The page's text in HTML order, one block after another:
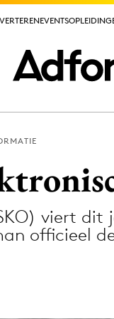
EVENTS
EVENTS
viert
officieel